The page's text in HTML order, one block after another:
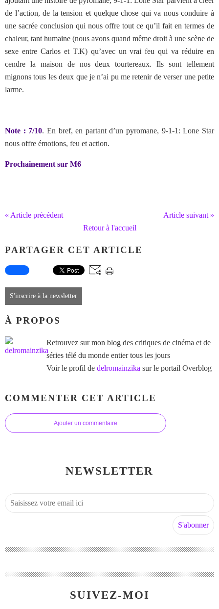
de l’action, de la tension et quelque chose qui va nous conduire à
une sacrée conclusion qui nous offre tout ce qu’il fait en termes de
chaleur, tant humaine (nous avons quand même droit à une scène de
sexe entre Carlos et T.K) qu’avec un vrai feu qui va réduire en
cendre la maison de nos deux tourtereaux. Ils sont tellement
mignons tous les deux que je n’ai pu me retenir de verser une petite
larme.
Note : 7/10. En bref, en partant d’un pyromane, 9-1-1: Lone Star
nous offre émotions, feu et action.
Prochainement sur M6
« Article précédent
Article suivant »
Retour à l'accueil
PARTAGER CET ARTICLE
S'inscrire à la newsletter
À PROPOS
Retrouvez sur mon blog des critiques de cinéma et de
séries télé du monde entier tous les jours
Voir le profil de delromainzika sur le portail Overblog
COMMENTER CET ARTICLE
Ajouter un commentaire
NEWSLETTER
SUIVEZ-MOI